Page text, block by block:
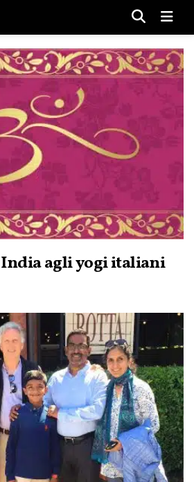
agli yogi italiani